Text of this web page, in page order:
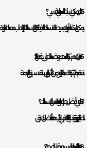
5. هل يمكنني تسليك المجاري بنفسي؟
يمكن استخدام أدوات بسيطة للانسدادات الخفيفة، لكن الانسدادات الكبيرة تتطلب معدات احترافية.
6. هل تقدم شركة المحمود ضمانات على خدماتها؟
نعم، تقدم الشركة ضمانات تتراوح من 3 أشهر إلى سنة حسب نوع الخدمة.
7. ما هي أفضل طريقة للوقاية من الانسدادات؟
الصيانة الدورية وتجنب إلقاء النفايات في الأنابيب هما أفضل الطرق.